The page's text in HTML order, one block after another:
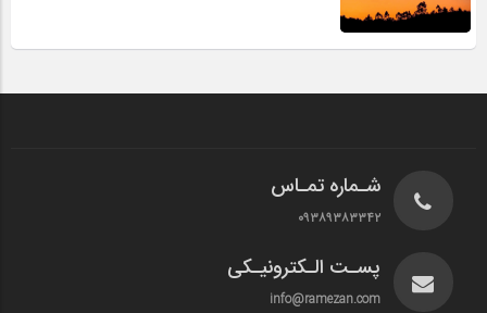
شـماره تمـاس
۰۹۳۸۹۳۸۳۳۴۲
پسـت الـکترونیـکی
info@ramezan.com